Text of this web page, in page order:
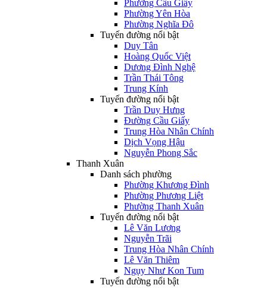
Phường Cầu Giấy
Phường Yên Hòa
Phường Nghĩa Đô
Tuyến đường nổi bật
Duy Tân
Hoàng Quốc Việt
Dương Đình Nghệ
Trần Thái Tông
Trung Kính
Tuyến đường nổi bật
Trần Duy Hưng
Đường Cầu Giấy
Trung Hòa Nhân Chính
Dịch Vọng Hậu
Nguyễn Phong Sắc
Thanh Xuân
Danh sách phường
Phường Khương Đình
Phường Phương Liệt
Phường Thanh Xuân
Tuyến đường nổi bật
Lê Văn Lương
Nguyễn Trãi
Trung Hòa Nhân Chính
Lê Văn Thiêm
Ngụy Như Kon Tum
Tuyến đường nổi bật